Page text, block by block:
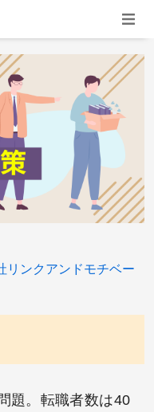
ナビ
題。転職者数は40
リンクアンドモチベー